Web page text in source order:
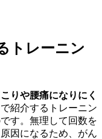
トレーニン
りや腰痛になりにく
紹介するトレーニン
す。無理して回数を
因になるため、がん